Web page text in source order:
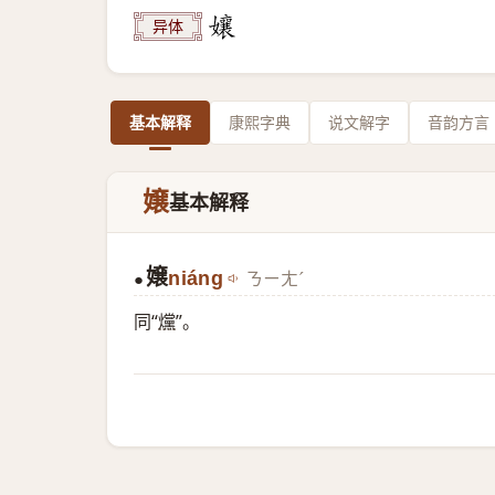
异体
基本解释 康熙字典 说文解字 音韵方言
嬢基本解释
● 嬢niáng ㄋㄧㄤˊ
同“爣”。